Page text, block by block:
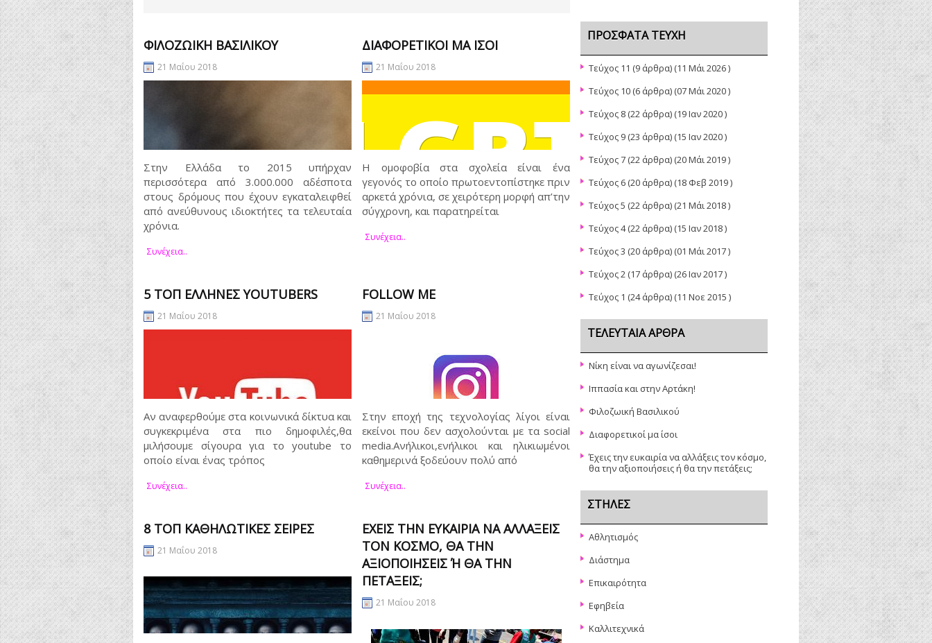
ΦΙΛΟΖΩΙΚΉ ΒΑΣΙΛΙΚΟΎ
21 Μαΐου 2018
Στην Ελλάδα το 2015 υπήρχαν
περισσότερα από 3.000.000 αδέσποτα
στους δρόμους που έχουν εγκαταλειφθεί
από ανεύθυνους ιδιοκτήτες τα τελευταία
χρόνια.
Συνέχεια..
ΔΙΑΦΟΡΕΤΙΚΟΊ ΜΑ ΊΣΟΙ
21 Μαΐου 2018
Η ομοφοβία στα σχολεία είναι ένα
γεγονός το οποίο πρωτοεντοπίστηκε πριν
αρκετά χρόνια, σε χειρότερη μορφή απ’την
σύγχρονη, και παρατηρείται
Συνέχεια..
5 ΤΟΠ ΈΛΛΗΝΕΣ YOUTUBERS
21 Μαΐου 2018
Αν αναφερθούμε στα κοινωνικά δίκτυα και
συγκεκριμένα στα πιο δημοφιλές,θα
μιλήσουμε σίγουρα για το youtube το
οποίο είναι ένας τρόπος
Συνέχεια..
FOLLOW ME
21 Μαΐου 2018
Στην εποχή της τεχνολογίας λίγοι είναι
εκείνοι που δεν ασχολούνται με τα social
media.Ανήλικοι,ενήλικοι και ηλικιωμένοι
καθημερινά ξοδεύουν πολύ από
Συνέχεια..
8 ΤΟΠ ΚΑΘΗΛΩΤΙΚΈΣ ΣΕΙΡΈΣ
21 Μαΐου 2018
ΈΧΕΙΣ ΤΗΝ ΕΥΚΑΙΡΊΑ ΝΑ ΑΛΛΆΞΕΙΣ
ΤΟΝ ΚΌΣΜΟ, ΘΑ ΤΗΝ
ΑΞΙΟΠΟΙΉΣΕΙΣ Ή ΘΑ ΤΗΝ Π
ΕΤΆΞΕΙΣ;
21 Μαΐου 2018
ΠΡΌΣΦΑΤΑ ΤΕΎΧΗ
Τεύχος 11 (9 άρθρα) (11 Μάι 2026 )
Τεύχος 10 (6 άρθρα) (07 Μάι 2020 )
Τεύχος 8 (22 άρθρα) (19 Ιαν 2020 )
Τεύχος 9 (23 άρθρα) (15 Ιαν 2020 )
Τεύχος 7 (22 άρθρα) (20 Μάι 2019 )
Τεύχος 6 (20 άρθρα) (18 Φεβ 2019 )
Τεύχος 5 (22 άρθρα) (21 Μάι 2018 )
Τεύχος 4(22 άρθρα) (15 Ιαν 2018 )
Τεύχος 3 (20 άρθρα) (01 Μάι 2017 )
Τεύχος 2 (17 άρθρα) (26 Ιαν 2017 )
Τεύχος 1 (24 άρθρα) (11 Νοε 2015 )
ΤΕΛΕΥΤΑΊΑ ΆΡΘΡΑ
Νίκη είναι να αγωνίζεσαι!
Ιππασία και στην Αρτάκη!
Φιλοζωική Βασιλικού
Διαφορετικοί μα ίσοι
Έχεις την ευκαιρία να αλλάξεις τον κόσμο,
θα την αξιοποιήσεις ή θα την πετάξεις;
ΣΤΉΛΕΣ
Αθλητισμός
Διάστημα
Επικαιρότητα
Εφηβεία
Καλλιτεχνικά